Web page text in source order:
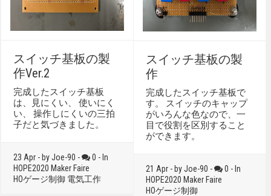
スイッチ基板の製
作Ver.2
完成したスイッチ基板
は、見にくい、 使いにく
い、 操作しにくいの三拍
子だと気づきました。
23 Apr - by Joe-90 -
0 - In
HOPE2020 Maker Faire
HOゲージ制御 電気工作
スイッチ基板の製
作
完成したスイッチ基板で
す。 スイッチのキャップ
がいろんな色なので、一
目で役割を区別すること
ができます。
21 Apr - by Joe-90 -
0 - In
HOPE2020 Maker Faire
HOゲージ制御